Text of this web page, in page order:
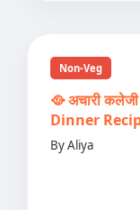
Non-Veg
🥘 अचारी
Dinner
By Aliya